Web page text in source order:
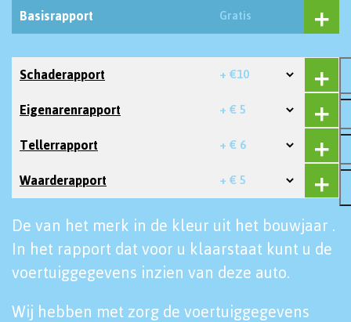
Basisrapport Gratis
Schaderapport + €10
Eigenarenrapport + € 5
Tellerrapport + € 6
Waarderapport + € 5
De van het merk in de kleur uit het bouwjaar .
In het rapport dat voor u klaarstaat kunt u de
voertuiggegevens inzien van deze auto.
Wij hebben met zorg de voertuiggegevens